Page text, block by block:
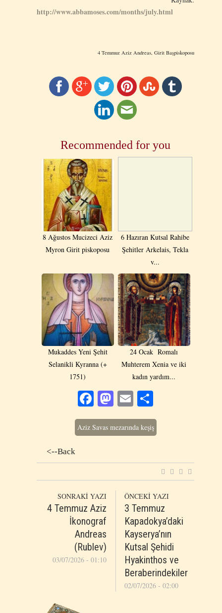
http://www.abbamoses.com/months/july.html
4 Temmuz Aziz Andreas, Girit Başpiskoposu
Recommended for you
8 Ağustos Mucizeci Aziz
Myron Girit piskoposu
6 Ηazıran Kutsal Rahibe
Şehitler Arkelais, Tekla
v...
Mukaddes Yeni Şehit
Selanikli Kyranna (+
1751)
24 Ocak Romalı
Muhterem Xenia ve iki
kadın yardım...
Facebook
Mastodon
Email
Aziz Savas mezarında keşiş
<--Back
SONRAKİ YAZI
4 Temmuz Aziz
İkonograf
Andreas
(Rublev)
03/07/2026 - 01:10
ÖNCEKİ YAZI
3 Temmuz
Kapadokya’daki
Kayserya’nın
Kutsal Şehidi
Hyakinthos ve
Beraberindekiler
02/07/2026 - 02:00